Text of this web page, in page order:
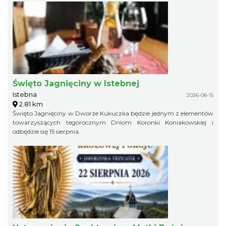
Święto Jagnięciny w Istebnej
Istebna 2026-08-15
2.81 km
Święto Jagnięciny w Dworze Kukuczka będzie jednym z elementów
towarzyszących tegorocznym Dniom Koronki Koniakowskiej i
odbędzie się 15 sierpnia.